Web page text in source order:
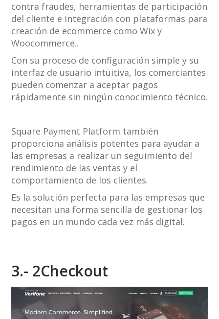
contra fraudes, herramientas de participación
del cliente e integración con plataformas para
creación de ecommerce como Wix y
Woocommerce..
Con su proceso de configuración simple y su
interfaz de usuario intuitiva, los comerciantes
pueden comenzar a aceptar pagos
rápidamente sin ningún conocimiento técnico.
Square Payment Platform también
proporciona análisis potentes para ayudar a
las empresas a realizar un seguimiento del
rendimiento de las ventas y el
comportamiento de los clientes.
Es la solución perfecta para las empresas que
necesitan una forma sencilla de gestionar los
pagos en un mundo cada vez más digital.
3.- 2Checkout